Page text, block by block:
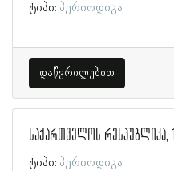
ტიპი: პერიოდიკა
დაწვრილებით
საქართველოს რესპუბლიკა,
ტიპი: პერიოდიკა